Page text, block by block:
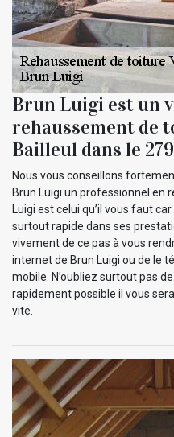
Brun Luigi est un
rehaussement de
Bailleul dans le
Nous vous conseillons
Brun Luigi un professionnel en
Luigi est celui qu’il vous faut
surtout rapide dans ses
vivement de ce pas à vous
internet de Brun Luigi ou de le
mobile. N’oubliez surtout pas
rapidement possible il vous
vite.